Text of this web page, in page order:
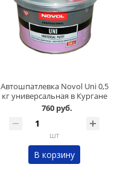
Автошпатлевка Novol Uni 0,5
кг универсальная в Кургане
760 руб.
шт
В корзину